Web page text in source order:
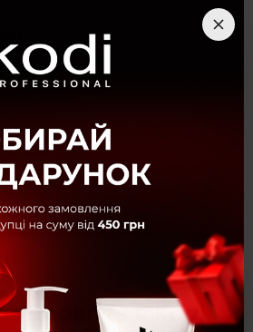
×
в Kodi
для бровей
для бровей